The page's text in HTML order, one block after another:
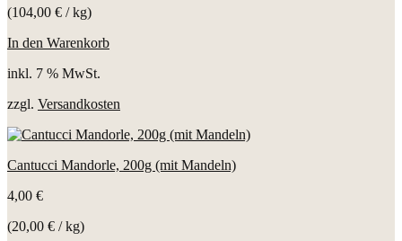
(104,00 € /kg)
In den Warenkorb
inkl. 7 % MwSt.
zzgl. Versandkosten
Cantucci Mandorle, 200g (mit Mandeln)
4,00 €
(20,00 € /kg)